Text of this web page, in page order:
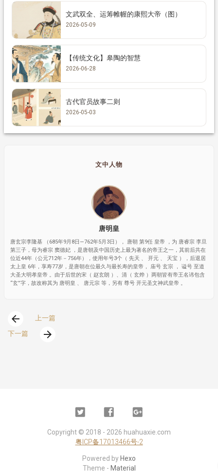
文武双全、运筹帷幄的康熙大帝（图）
2026-05-09
【传统文化】皋陶的智慧
2026-06-28
古代官员故事二则
2026-05-03
文中人物
唐明皇
唐玄宗李隆基 （685年9月8日—762年5月3日）， 唐朝 第9任 皇帝 ，为 唐睿宗 李旦
第三子，母为睿宗 窦德妃 ，是唐朝及中国历史上最为著名的帝王之一，其前后共在
位近44年（公元712年－756年），使用年号3个（ 先天 、 开元 、 天宝 ），后退居
太上皇 6年，享寿77岁，是唐朝在位最久与最长寿的皇帝， 庙号 玄宗 ， 谥号 至道
大圣大明孝皇帝 。由于后世的宋（ 赵玄朗 ）、清（ 玄烨 ）两朝皆有帝王名讳包含
“玄”字，故改称其为 唐明皇 、 唐元宗 等，另有 尊号 开元圣文神武皇帝 。
arrow_back
上一篇
下一篇
arrow_forward
Twitter FacebookGoogle
Copyright © 2018 - 2026 huahuaxie.com
粤ICP备17013466号-2
Powered by Hexo
Theme - Material